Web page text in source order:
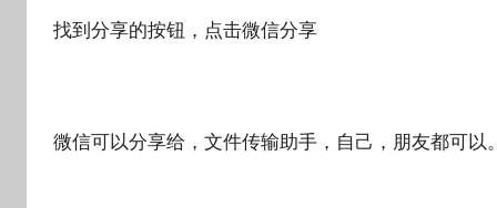
找到分享的按钮，点击微信分享
微信可以分享给，文件传输助手，自己，朋友都可以。